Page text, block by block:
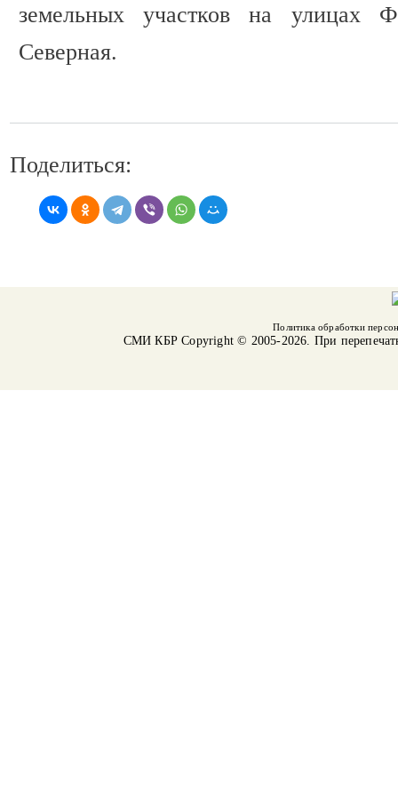
земельных участков на улицах
Северная.
Поделиться:
Политика обработки
СМИ КБРCopyright © 2005-2026. При